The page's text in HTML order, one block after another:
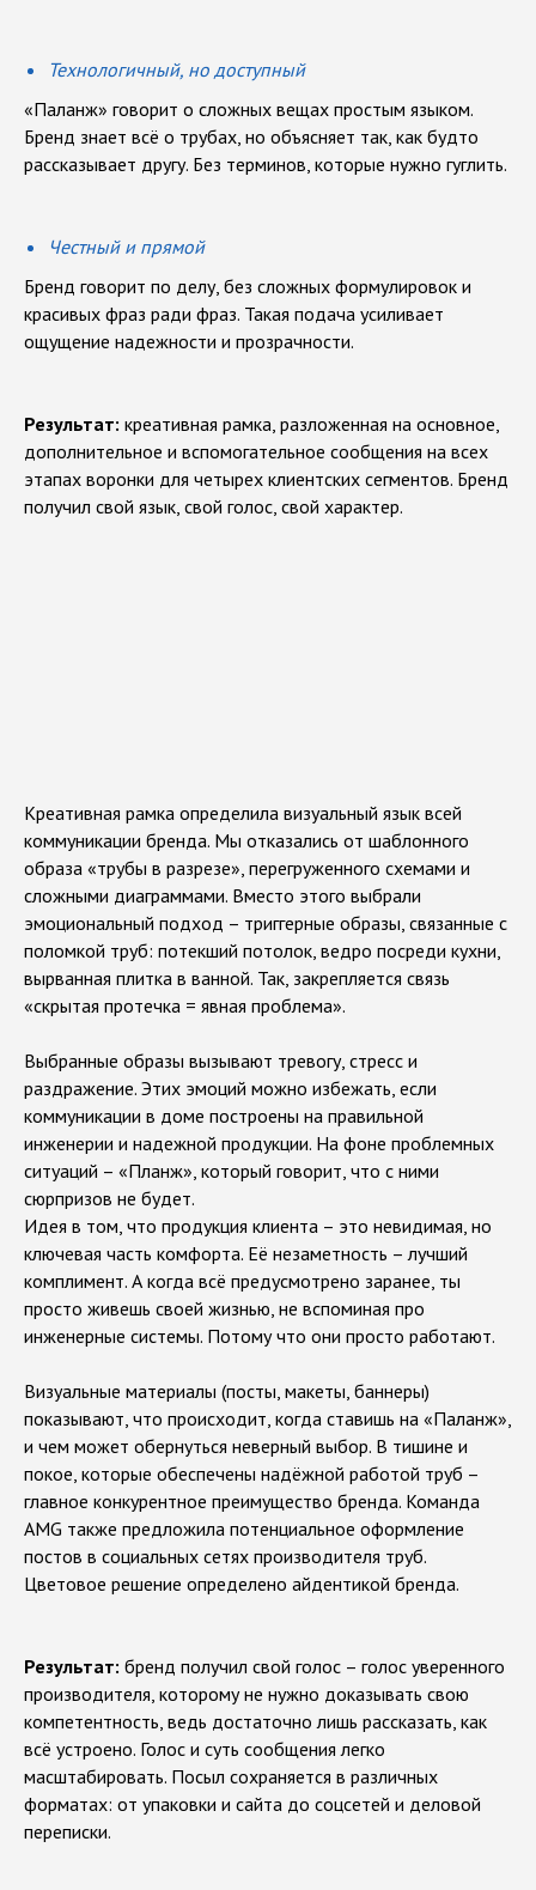
Технологичный, но доступный
«Паланж» говорит о сложных вещах простым языком.
Бренд знает всё о трубах, но объясняет так, как будто
рассказывает другу. Без терминов, которые нужно гуглить.
Честный и прямой
Бренд говорит по делу, без сложных формулировок и
красивых фраз ради фраз. Такая подача усиливает
ощущение надежности и прозрачности.
Результат: креативная рамка, разложенная на основное,
дополнительное и вспомогательное сообщения на всех
этапах воронки для четырех клиентских сегментов. Бренд
получил свой язык, свой голос, свой характер.
Креативная рамка определила визуальный язык всей
коммуникации бренда. Мы отказались от шаблонного
образа «трубы в разрезе», перегруженного схемами и
сложными диаграммами. Вместо этого выбрали
эмоциональный подход – триггерные образы, связанные с
поломкой труб: потекший потолок, ведро посреди кухни,
вырванная плитка в ванной. Так, закрепляется связь
«скрытая протечка = явная проблема».
Выбранные образы вызывают тревогу, стресс и
раздражение. Этих эмоций можно избежать, если
коммуникации в доме построены на правильной
инженерии и надежной продукции. На фоне проблемных
ситуаций – «Планж», который говорит, что с ними
сюрпризов не будет.
Идея в том, что продукция клиента – это невидимая, но
ключевая часть комфорта. Её незаметность – лучший
комплимент. А когда всё предусмотрено заранее, ты
просто живешь своей жизнью, не вспоминая про
инженерные системы. Потому что они просто работают.
Визуальные материалы (посты, макеты, баннеры)
показывают, что происходит, когда ставишь на «Паланж»,
и чем может обернуться неверный выбор. В тишине и
покое, которые обеспечены надёжной работой труб –
главное конкурентное преимущество бренда. Команда
AMG также предложила потенциальное оформление
постов в социальных сетях производителя труб.
Цветовое решение определено айдентикой бренда.
Результат: бренд получил свой голос – голос уверенного
производителя, которому не нужно доказывать свою
компетентность, ведь достаточно лишь рассказать, как
всё устроено. Голос и суть сообщения легко
масштабировать. Посыл сохраняется в различных
форматах: от упаковки и сайта до соцсетей и деловой
переписки.
ВердиктAM G:
Хотите также?
О нас Проекты
Города
Услуги
Контакты
Блог
Карьера